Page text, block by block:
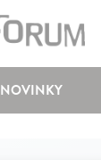
NOVINKY